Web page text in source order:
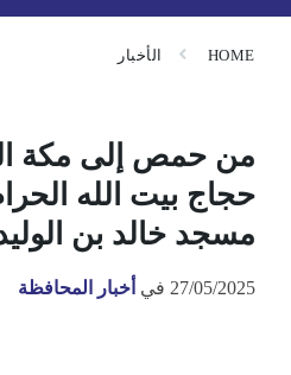
HOME الأخبار
من حمص إلى مكة
حجاج بيت الله
مسجد خالد بن
27/05/2025 في أخبار المحافظة